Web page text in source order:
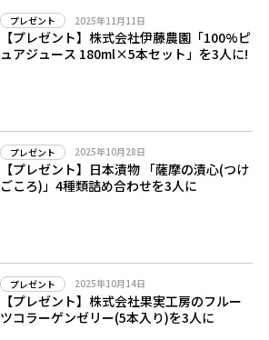
プレゼント 2025年11月11日
【プレゼント】株式会社伊藤農園「100%ピ
ュアジュース 180ml×5本セット」を3人に!
プレゼント 2025年10月28日
【プレゼント】日本漬物 「薩摩の漬心(つけ
ごころ)」4種類詰め合わせを3人に
プレゼント 2025年10月14日
【プレゼント】株式会社果実工房のフルー
ツコラーゲンゼリー(5本入り)を3人に